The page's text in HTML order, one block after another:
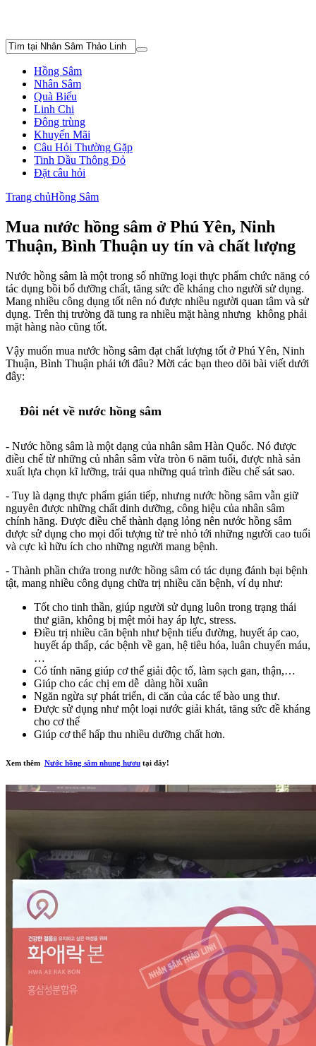
Hồng Sâm
Nhân Sâm
Quà Biếu
Linh Chi
Đông trùng
Khuyến Mãi
Câu Hỏi Thường Gặp
Tinh Dầu Thông Đỏ
Đặt câu hỏi
Trang chủHồng Sâm
Mua nước hồng sâm ở Phú Yên, Ninh
Thuận, Bình Thuận uy tín và chất lượng
Nước hồng sâm là một trong số những loại thực phẩm chức năng có
tác dụng bồi bổ dưỡng chất, tăng sức đề kháng cho người sử dụng.
Mang nhiều công dụng tốt nên nó được nhiều người quan tâm và sử
dụng. Trên thị trường đã tung ra nhiều mặt hàng nhưng không phải
mặt hàng nào cũng tốt.
Vậy muốn mua nước hồng sâm đạt chất lượng tốt ở Phú Yên, Ninh
Thuận, Bình Thuận phải tới đâu? Mời các bạn theo dõi bài viết dưới
đây:
Đôi nét về nước hồng sâm
- Nước hồng sâm là một dạng của nhân sâm Hàn Quốc. Nó được
điều chế từ những củ nhân sâm vừa tròn 6 năm tuổi, được nhà sản
xuất lựa chọn kĩ lưỡng, trải qua những quá trình điều chế sát sao.
- Tuy là dạng thực phẩm gián tiếp, nhưng nước hồng sâm vẫn giữ
nguyên được những chất dinh dưỡng, công hiệu của nhân sâm
chính hãng. Được điều chế thành dạng lỏng nên nước hồng sâm
được sử dụng cho mọi đối tượng từ trẻ nhỏ tới những người cao tuổi
và cực kì hữu ích cho những người mang bệnh.
- Thành phần chứa trong nước hồng sâm có tác dụng đánh bại bệnh
tật, mang nhiều công dụng chữa trị nhiều căn bệnh, ví dụ như:
Tốt cho tinh thần, giúp người sử dụng luôn trong trạng thái
thư giãn, không bị mệt mỏi hay áp lực, stress.
Điều trị nhiều căn bệnh như bệnh tiểu đường, huyết áp cao,
huyết áp thấp, các bệnh về gan, hệ tiêu hóa, luân chuyển máu,
…
Có tính năng giúp cơ thể giải độc tố, làm sạch gan, thận,…
Giúp cho các chị em dễ dàng hồi xuân
Ngăn ngừa sự phát triển, di căn của các tế bào ung thư.
Được sử dụng như một loại nước giải khát, tăng sức đề kháng
cho cơ thể
Giúp cơ thể hấp thu nhiều dưỡng chất hơn.
Xem thêm Nước hồng sâm nhung hươu tại đây!